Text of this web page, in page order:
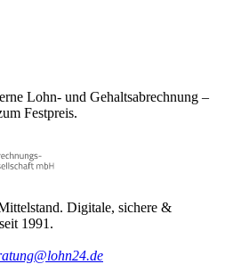
Lohn- und Gehaltsabrechnung –
Festpreis.
Digitale, sichere &
1991.